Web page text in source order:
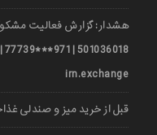
هشدار: گزارش فعالیت
irn.exchange
قبل از خرید میز و صندلی